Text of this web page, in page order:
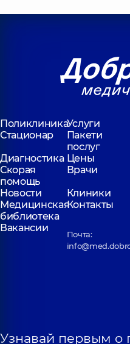
ПоликлиникаУслуги
Стационар
Пакети
послуг
Диагностика Цены
Скорая
помощь
Врачи
Новости
Клиники
Медицинская
библиотека
Контакты
Вакансии
Почта:
Узнавай первым о